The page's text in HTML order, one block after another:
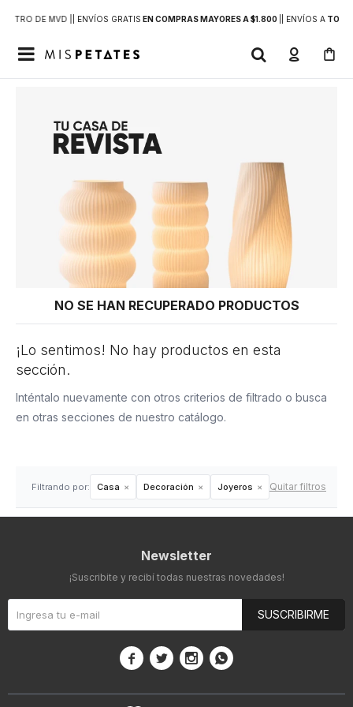
DE MVD | | ENVÍOS GRATIS EN COMPRAS MAYORES A $1.800 | ENVÍOS ATODO

NO SE HAN RECUPERADO PRODUCTOS
¡Lo sentimos! No hay productos en esta
sección.
Inténtalo nuevamente con otros criterios de filtrado o busca
en otras secciones de nuestro catálogo.
Filtrando por: Casa Decoración Joyeros Quitar filtros
Newsletter
¡Suscribite y recibí todas nuestras novedades!
SUSCRIBIRME
   